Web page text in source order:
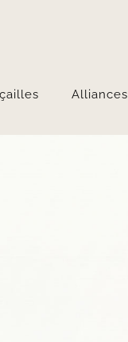
Alliances